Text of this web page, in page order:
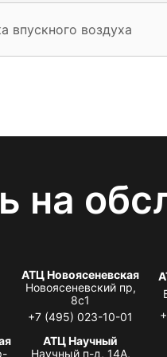
впускного воздуха
на
АТЦ Новоясеневская
Новоясеневский пр,
8с1
+7 (495) 023-10-01
АТЦ Научный
Научный п-д, 14А,